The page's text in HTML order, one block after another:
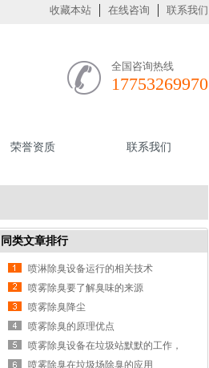
收藏本站 在线咨询 联系我们
全国咨询热线
17753269970
荣誉资质 联系我们
同类文章排行
喷淋除臭设备运行的相关技术
喷雾除臭要了解臭味的来源
喷雾除臭降尘
喷雾除臭的原理优点
喷雾除臭设备在垃圾站默默的工作，
清除...
喷雾除臭在垃圾场除臭的应用